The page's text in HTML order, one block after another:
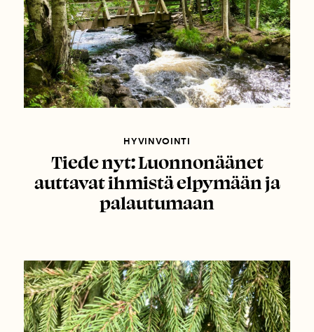
HYVINVOINTI
Tiede nyt: Luonnonäänet
auttavat ihmistä elpymään ja
palautumaan